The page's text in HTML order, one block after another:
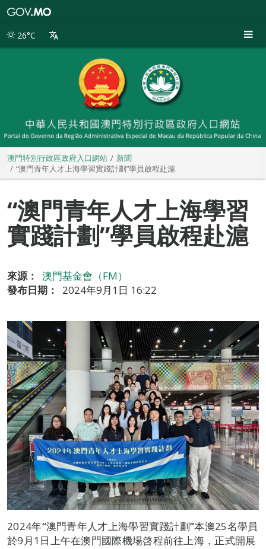
別
26°C
澳門特別行政區政府入口網站
新聞
“澳門青年人才上海學習實踐計劃”學員啟程赴滬
“澳門青年人才上海學習
實踐計劃”學員啟程赴滬
來源：
澳門基金會（FM）
發布日期：
2024年9月1日 16:22
2024年“澳門青年人才上海學習實踐計劃”本澳25名學員
於9月1日上午在澳門國際機場啓程前往上海，正式開展